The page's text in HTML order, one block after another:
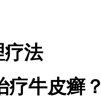
法
疗牛皮癣？